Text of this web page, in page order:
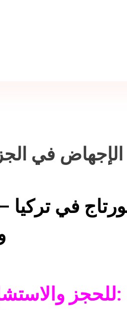
الإجهاض في
في تركيا
📞 للحجز والاستشارة باللغة العربية: